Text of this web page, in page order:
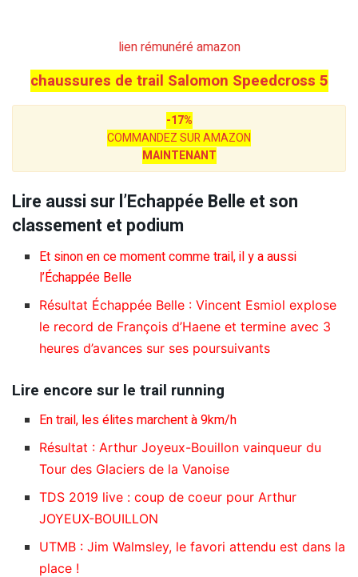
lien rémunéré amazon
chaussures de trail Salomon Speedcross 5
-17%
COMMANDEZ SUR AMAZON
MAINTENANT
Lire aussi sur l’Echappée Belle et son
classement et podium
Et sinon en ce moment comme trail, il y a aussi
l’Échappée Belle
Résultat Échappée Belle : Vincent Esmiol explose
le record de François d’Haene et termine avec 3
heures d’avances sur ses poursuivants
Lire encore sur le trail running
En trail, les élites marchent à 9km/h
Résultat : Arthur Joyeux-Bouillon vainqueur du
Tour des Glaciers de la Vanoise
TDS 2019 live : coup de coeur pour Arthur
JOYEUX-BOUILLON
UTMB : Jim Walmsley, le favori attendu est dans la
place !